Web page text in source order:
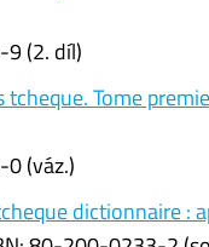
9 (2. díl)
Tome
(váz.)
dictionnaire :